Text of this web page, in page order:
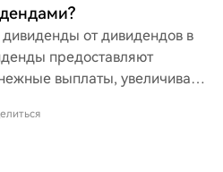
от дивидендов в
предоставляют
выплаты, увеличивая